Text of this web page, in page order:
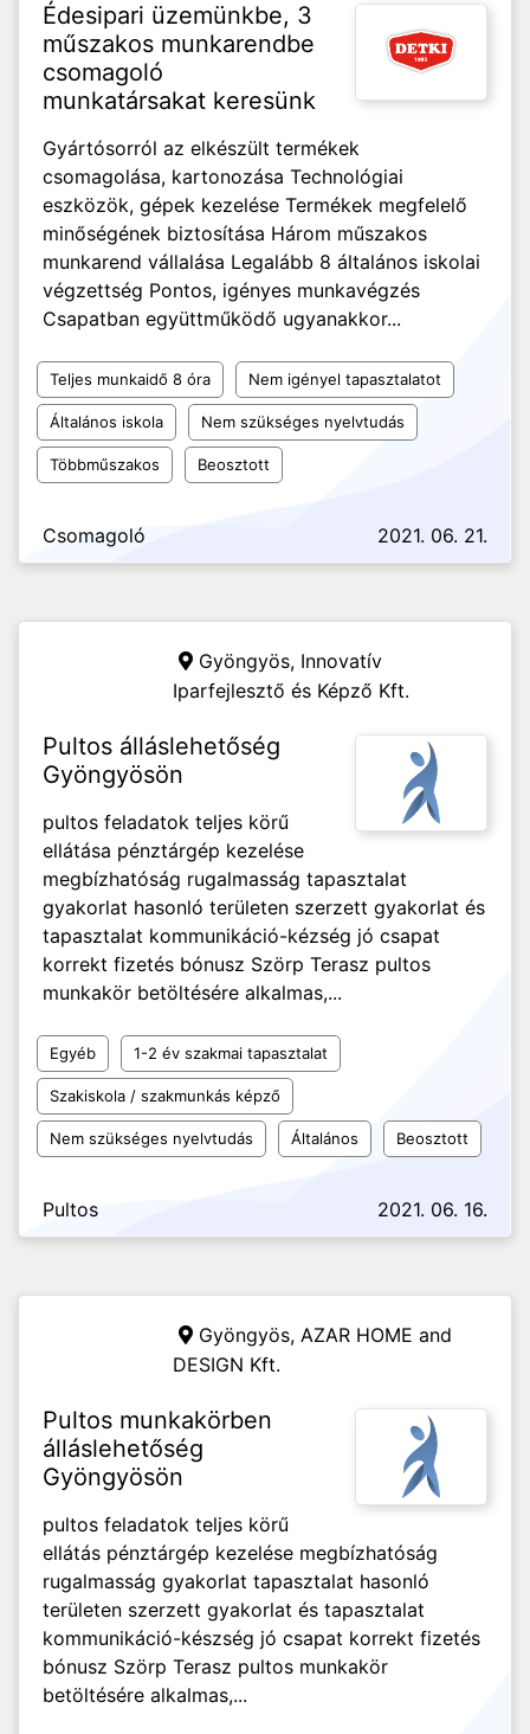
Édesipari üzemünkbe, 3
műszakos munkarendbe
csomagoló
munkatársakat keresünk
Gyártósorról az elkészült termékek
csomagolása, kartonozása Technológiai
eszközök, gépek kezelése Termékek megfelelő
minőségének biztosítása Három műszakos
munkarend vállalása Legalább 8 általános iskolai
végzettség Pontos, igényes munkavégzés
Csapatban együttműködő ugyanakkor...
Teljes munkaidő 8 óra Nem igényel tapasztalatot
Általános iskola Nem szükséges nyelvtudás
Többműszakos Beosztott
Csomagoló 2021. 06. 21.
Gyöngyös, Innovatív
Iparfejlesztő és Képző Kft.
Pultos álláslehetőség
Gyöngyösön
pultos feladatok teljes körű
ellátása pénztárgép kezelése
megbízhatóság rugalmasság tapasztalat
gyakorlat hasonló területen szerzett gyakorlat és
tapasztalat kommunikáció-kézség jó csapat
korrekt fizetés bónusz Szörp Terasz pultos
munkakör betöltésére alkalmas,...
Egyéb 1-2 év szakmai tapasztalat
Szakiskola / szakmunkás képző
Nem szükséges nyelvtudás Általános Beosztott
Pultos 2021. 06. 16.
Gyöngyös, AZAR HOME and
DESIGN Kft.
Pultos munkakörben
álláslehetőség
Gyöngyösön
pultos feladatok teljes körű
ellátás pénztárgép kezelése megbízhatóság
rugalmasság gyakorlat tapasztalat hasonló
területen szerzett gyakorlat és tapasztalat
kommunikáció-készség jó csapat korrekt fizetés
bónusz Szörp Terasz pultos munkakör
betöltésére alkalmas,...